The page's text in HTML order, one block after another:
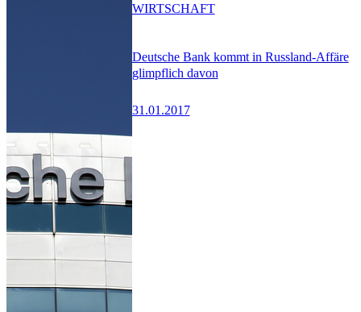
Deutsche Bank kommt in Russland-Affäre
glimpflich davon
31.01.2017
WIRTSCHAFT